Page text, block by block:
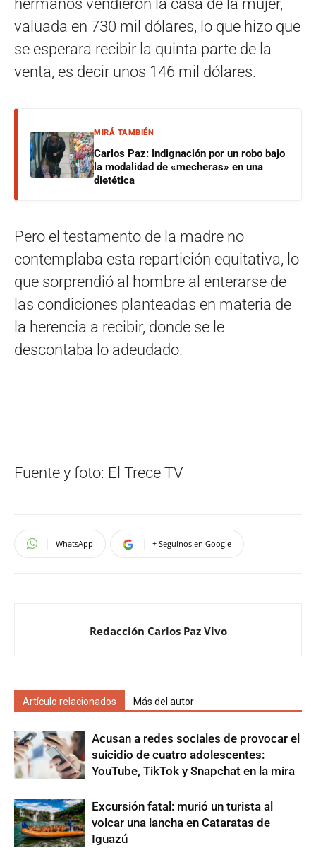
hermanos vendieron la casa de la mujer,
valuada en 730 mil dólares, lo que hizo que
se esperara recibir la quinta parte de la
venta, es decir unos 146 mil dólares.
MIRÁ TAMBIÉN
Carlos Paz: Indignación por un robo bajo
la modalidad de «mecheras» en una
dietética
Pero el testamento de la madre no
contemplaba esta repartición equitativa, lo
que sorprendió al hombre al enterarse de
las condiciones planteadas en materia de
la herencia a recibir, donde se le
descontaba lo adeudado.
Fuente y foto: El Trece TV
WhatsApp + Seguinos en Google
Redacción Carlos Paz Vivo
Artículo relacionados Más del autor
Acusan a redes sociales de provocar el
suicidio de cuatro adolescentes:
YouTube, TikTok y Snapchat en la mira
Excursión fatal: murió un turista al
volcar una lancha en Cataratas de
Iguazú